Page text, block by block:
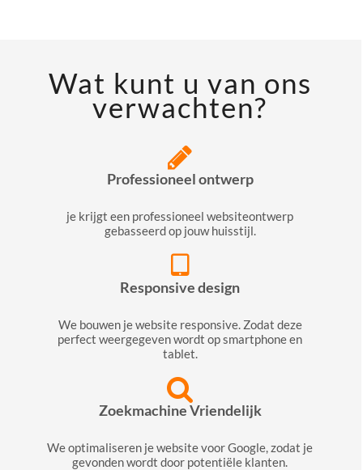
Wat kunt u van ons
verwachten?
Professioneel ontwerp
je krijgt een professioneel websiteontwerp
gebasseerd op jouw huisstijl.
Responsive design
We bouwen je website responsive. Zodat deze
perfect weergegeven wordt op smartphone en
tablet.
Zoekmachine Vriendelijk
We optimaliseren je website voor Google, zodat je
gevonden wordt door potentiële klanten.